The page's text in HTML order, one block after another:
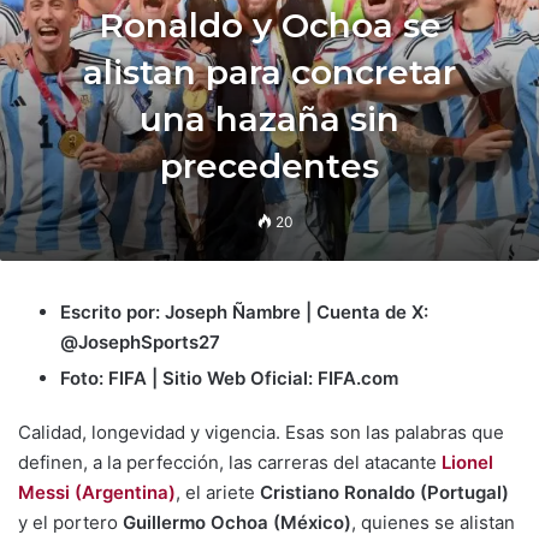
Ronaldo y Ochoa se
alistan para concretar
una hazaña sin
precedentes
20
Escrito por: Joseph Ñambre | Cuenta de X:
@JosephSports27
Foto: FIFA | Sitio Web Oficial: FIFA.com
Calidad, longevidad y vigencia. Esas son las palabras que
definen, a la perfección, las carreras del atacante Lionel
Messi (Argentina), el ariete Cristiano Ronaldo (Portugal)
y el portero Guillermo Ochoa (México), quienes se alistan